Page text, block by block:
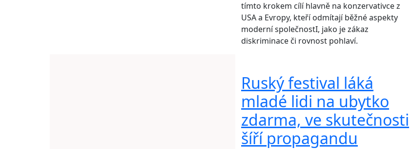
tímto krokem cílí hlavně na konzervativce z
USA a Evropy, kteří odmítají běžné aspekty
moderní společnostI, jako je zákaz
diskriminace či rovnost pohlaví.
Ruský festival láká
mladé lidi na ubytko
zdarma, ve skutečnosti
šíří propagandu